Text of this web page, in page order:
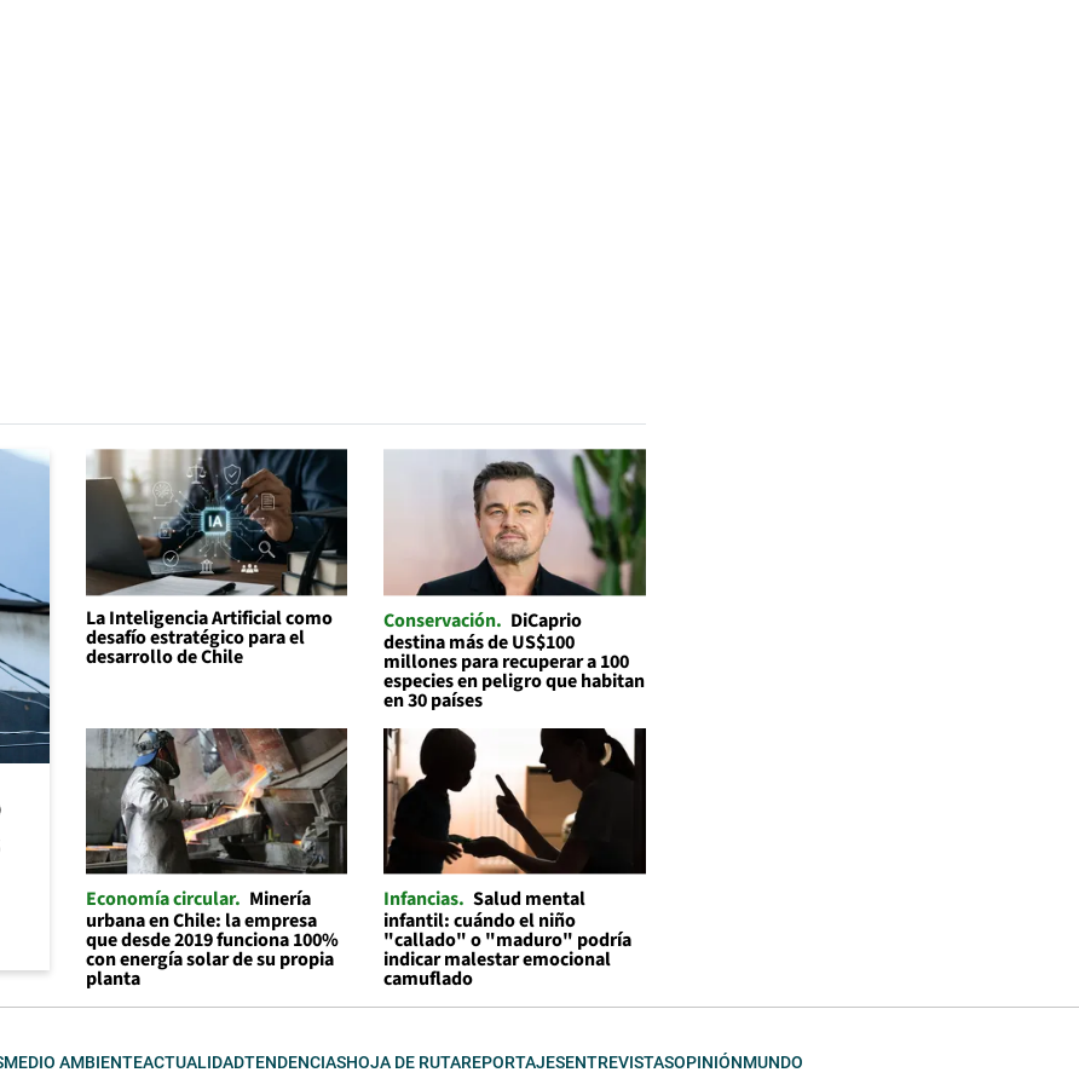
La Inteligencia Artificial como
desafío estratégico para el
desarrollo de Chile
Conservación DiCaprio
destina más de US$100
millones para recuperar a 100
especies en peligro que habitan
en 30 países
Economía circular
Minería
urbana en Chile: la empresa
que desde 2019 funciona 100%
con energía solar de su propia
planta
Infancias Salud mental
infantil: cuándo el niño
"callado" o "maduro" podría
indicar malestar emocional
camuflado
MEDIO AMBIENTEACTUALIDADTENDENCIASHOJA DE RUTAREPORTAJESENTREVISTASOPINIÓNMUNDO